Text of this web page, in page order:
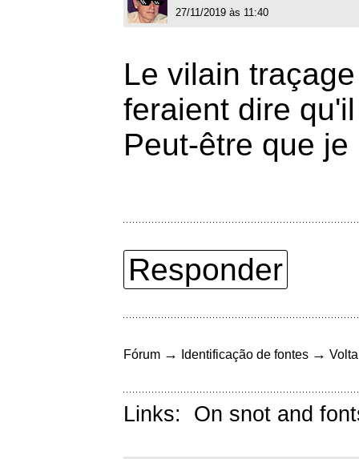
27/11/2019 às 11:40
Le vilain
feraient dire
Peut-être que
Responder
Fórum → Identificação de fontes →
Links: On snot and